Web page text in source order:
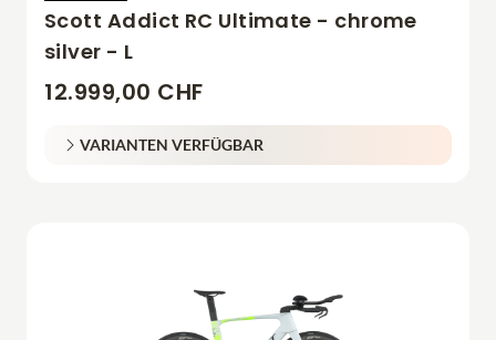
Scott Addict RC Ultimate - chrome
silver - L
12.999,00 CHF
VARIANTEN VERFÜGBAR